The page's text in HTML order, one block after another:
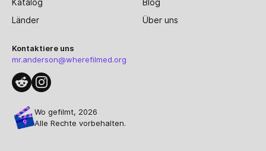
Katalog
Blog
Länder
Über uns
Kontaktiere uns
mr.anderson@wherefilmed.org
Wo gefilmt, 2026
Alle Rechte vorbehalten.